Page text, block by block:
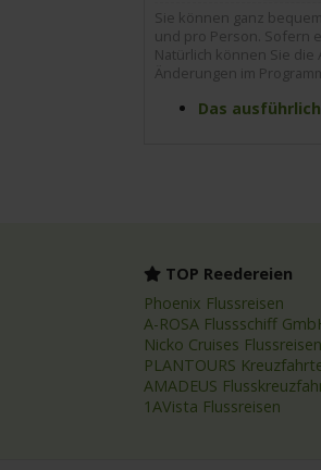
Sie können ganz
und pro Person. Sofern
Natürlich können Sie die
Änderungen im
Das
TOP Reedereien
Phoenix Flussreisen
A-ROSA Flussschiff
Nicko Cruises Flussreisen
PLANTOURS
AMADEUS
1AVista Flussreisen